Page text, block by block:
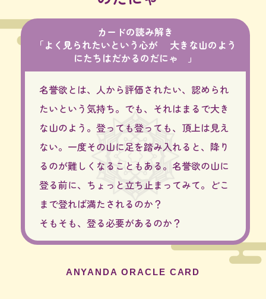
カードの読み解き
「よく見られたいという心が 大きな山のよう
にたちはだかるのだにゃ 」
名誉欲とは、人から評価されたい、認められ
たいという気持ち。でも、それはまるで大き
な山のよう。登っても登っても、頂上は見え
ない。一度その山に足を踏み入れると、降り
るのが難しくなることもある。名誉欲の山に
登る前に、ちょっと立ち止まってみて。どこ
まで登れば満たされるのか？
そもそも、登る必要があるのか？
ANYANDA ORACLE CARD